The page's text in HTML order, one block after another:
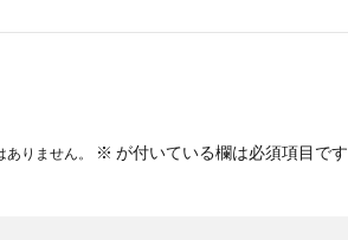
りません。 ※ が付いている欄は必須項目です